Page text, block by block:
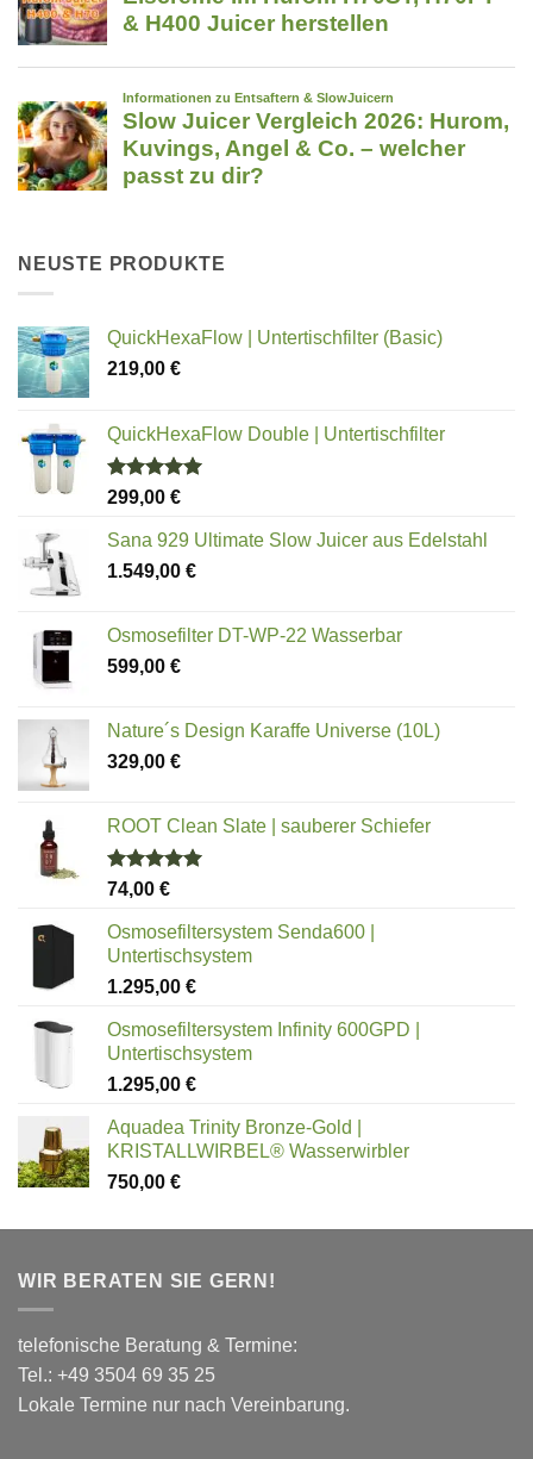
NEUSTE PRODUKTE
QuickHexaFlow | Untertischfilter (Basic)
219,00 €
QuickHexaFlow Double | Untertischfilter
Bewertet
5.00
von 5
299,00 €
Sana 929 Ultimate Slow Juicer aus Edelstahl
1.549,00 €
Osmosefilter DT-WP-22 Wasserbar
599,00 €
Nature´s Design Karaffe Universe (10L)
329,00 €
ROOT Clean Slate | sauberer Schiefer
Bewertet
mit
von 5
74,00 €
Osmosefiltersystem Senda600 |
Untertischsystem
1.295,00 €
Osmosefiltersystem Infinity 600GPD |
Untertischsystem
1.295,00 €
Aquadea Trinity Bronze-Gold |
KRISTALLWIRBEL® Wasserwirbler
750,00 €
WIR BERATEN SIE GERN!
telefonische Beratung & Termine:
Tel.: +49 3504 69 35 25
Lokale Termine nur nach Vereinbarung.